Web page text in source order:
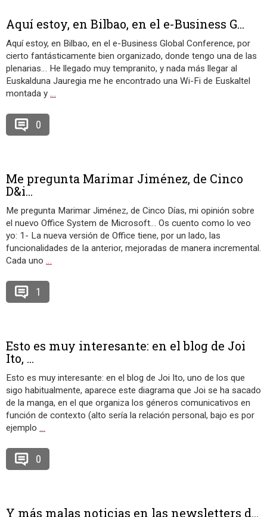
Aquí estoy, en Bilbao, en el e-Business G...
Aquí estoy, en Bilbao, en el e-Business Global Conference, por
cierto fantásticamente bien organizado, donde tengo una de las
plenarias… He llegado muy tempranito, y nada más llegar al
Euskalduna Jauregia me he encontrado una Wi-Fi de Euskaltel
montada y …
0
Me pregunta Marimar Jiménez, de Cinco
D&i...
Me pregunta Marimar Jiménez, de Cinco Días, mi opinión sobre
el nuevo Office System de Microsoft… Os cuento como lo veo
yo: 1- La nueva versión de Office tiene, por un lado, las
funcionalidades de la anterior, mejoradas de manera incremental.
Cada uno …
1
Esto es muy interesante: en el blog de Joi
Ito, ...
Esto es muy interesante: en el blog de Joi Ito, uno de los que
sigo habitualmente, aparece este diagrama que Joi se ha sacado
de la manga, en el que organiza los géneros comunicativos en
función de contexto (alto sería la relación personal, bajo es por
ejemplo …
0
Y más malas noticias en las newsletters d...